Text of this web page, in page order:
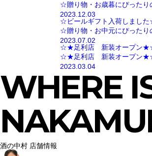
☆贈り物・お歳暮にぴった
2023.12.03
☆ビールギフト入荷しまし
☆贈り物・お中元にぴった
2023.07.02
☆★足利店 新装オープン
☆★足利店 新装オープン★☆
2023.03.04
WHERE
酒の中村 店舗情報